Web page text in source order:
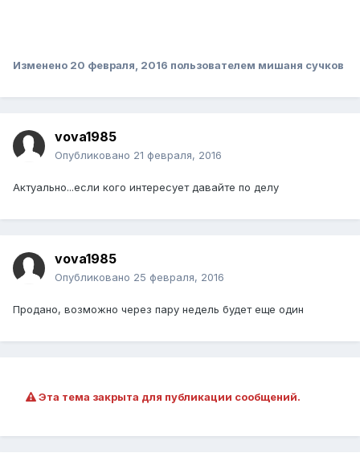
Изменено 20 февраля, 2016 пользователем мишаня сучков
vova1985
Опубликовано 21 февраля, 2016
Актуально...если кого интересует давайте по делу
vova1985
Опубликовано 25 февраля, 2016
Продано, возможно через пару недель будет еще один
Эта тема закрыта для публикации сообщений.